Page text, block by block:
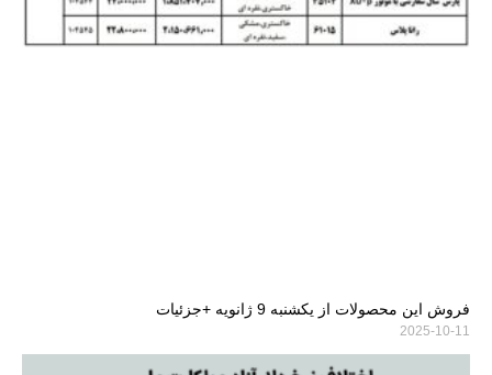
فروش این محصولات از یکشنبه 9 ژانویه +جزئیات
2025-10-11